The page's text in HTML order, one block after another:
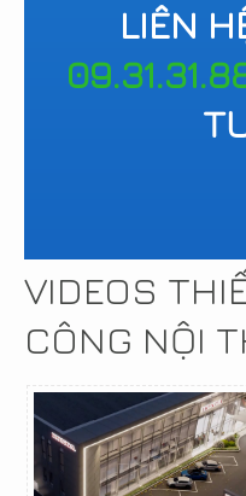
LIÊN
VIDEOS
CÔNG NỘI